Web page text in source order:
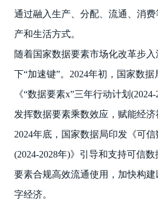
通过融入生产、分配、流通、消
产和生活方式。
随着国家数据要素市场化改革步
下“加速键”。2024年初，国家数
《“数据要素x”三年行动计划
发挥数据要素乘数效应，赋能经济
2024年底，国家数据局印发《可
(2024-2028年)》引导和支持可信
要素合规高效流通使用，加快构
字经济。